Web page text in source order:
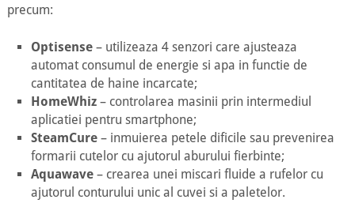
precum:
Optisense – utilizeaza 4 senzori care ajusteaza
automat consumul de energie si apa in functie de
cantitatea de haine incarcate;
HomeWhiz – controlarea masinii prin intermediul
aplicatiei pentru smartphone;
SteamCure – inmuierea petele dificile sau prevenirea
formarii cutelor cu ajutorul aburului fierbinte;
Aquawave – crearea unei miscari fluide a rufelor cu
ajutorul conturului unic al cuvei si a paletelor.